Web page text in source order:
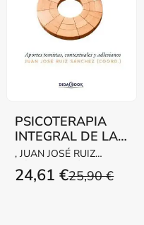
PSICOTERAPIA
INTEGRAL DE LA
PERSONA
, JUAN JOSÉ RUIZ
SÁNCHEZ / LÓPEZ DE
URALDE SELVA, MARÍA
25,90 €
24,61 €